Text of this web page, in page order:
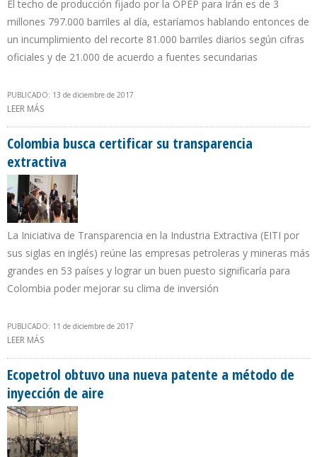
El techo de producción fijado por la OPEP para Irán es de 3
millones 797.000 barriles al día, estaríamos hablando entonces de
un incumplimiento del recorte 81.000 barriles diarios según cifras
oficiales y de 21.000 de acuerdo a fuentes secundarias
PUBLICADO: 13 de diciembre de 2017
LEER MÁS
Colombia busca certificar su transparencia
extractiva
La Iniciativa de Transparencia en la Industria Extractiva (EITI por
sus siglas en inglés) reúne las empresas petroleras y mineras más
grandes en 53 países y lograr un buen puesto significaría para
Colombia poder mejorar su clima de inversión
PUBLICADO: 11 de diciembre de 2017
LEER MÁS
Ecopetrol obtuvo una nueva patente a método de
inyección de aire